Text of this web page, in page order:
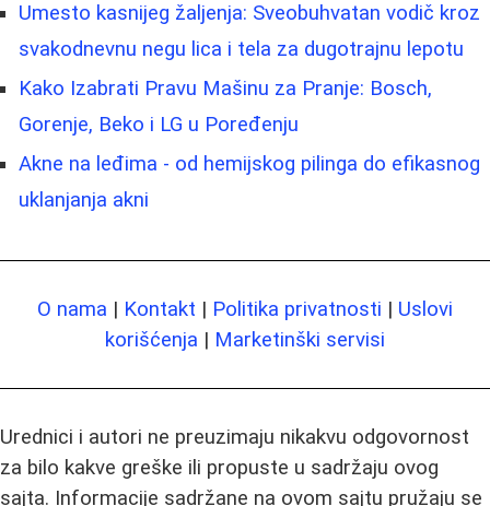
Umesto kasnijeg žaljenja: Sveobuhvatan vodič kroz
svakodnevnu negu lica i tela za dugotrajnu lepotu
Kako Izabrati Pravu Mašinu za Pranje: Bosch,
Gorenje, Beko i LG u Poređenju
Akne na leđima - od hemijskog pilinga do efikasnog
uklanjanja akni
O nama | Kontakt | Politika privatnosti | Uslovi
korišćenja | Marketinški servisi
Urednici i autori ne preuzimaju nikakvu odgovornost
za bilo kakve greške ili propuste u sadržaju ovog
sajta. Informacije sadržane na ovom sajtu pružaju se